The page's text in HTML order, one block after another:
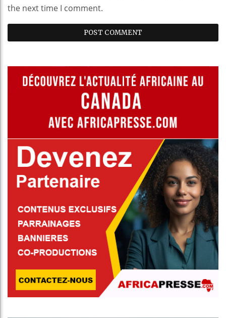
the next time I comment.